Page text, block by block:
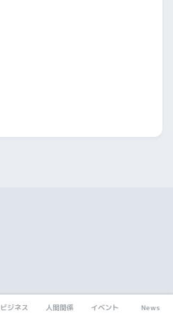
ビジネス 人間関係 イベント News